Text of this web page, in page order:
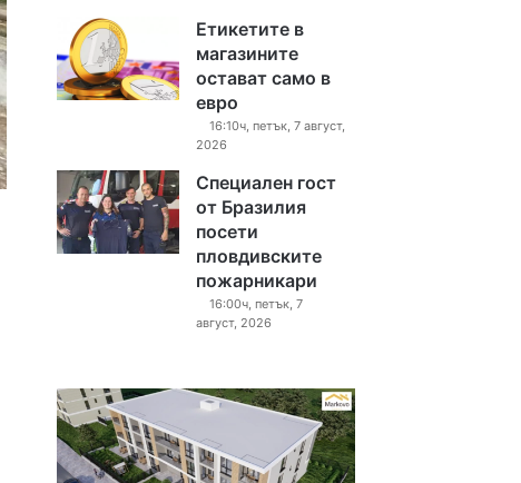
Етикетите в
магазините
остават само в
евро
16:10ч, петък, 7 август,
2026
Специален гост
от Бразилия
посети
пловдивските
пожарникари
16:00ч, петък, 7
август, 2026